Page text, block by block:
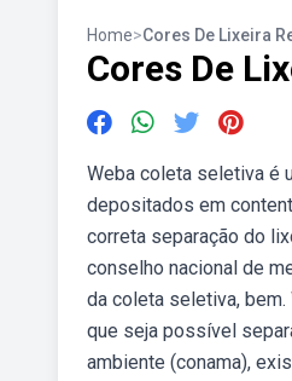
Home>Cores De Lixeira
Cores De
Weba coleta seletiva é
depositados em
correta separação do
conselho nacional de
da coleta seletiva,
que seja possível
ambiente (conama),